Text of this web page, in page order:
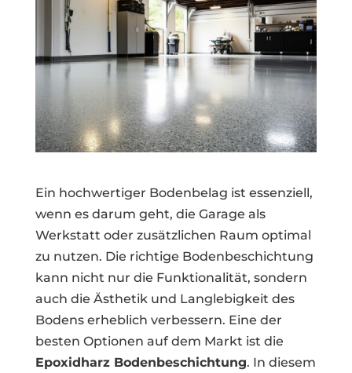
Ein hochwertiger Bodenbelag ist essenziell,
wenn es darum geht, die Garage als
Werkstatt oder zusätzlichen Raum optimal
zu nutzen. Die richtige Bodenbeschichtung
kann nicht nur die Funktionalität, sondern
auch die Ästhetik und Langlebigkeit des
Bodens erheblich verbessern. Eine der
besten Optionen auf dem Markt ist die
Epoxidharz Bodenbeschichtung. In diesem